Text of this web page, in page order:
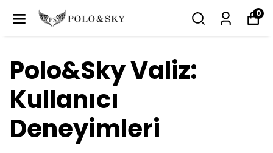
0
Polo&Sky Valiz:
Kullanıcı
Deneyimleri